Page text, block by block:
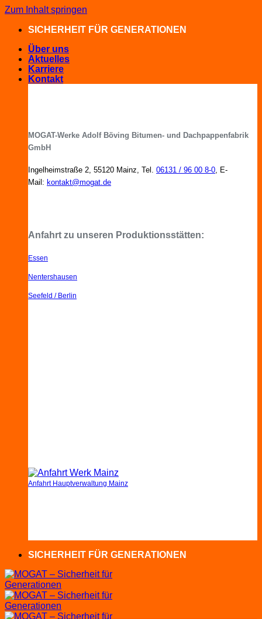
Zum Inhalt springen
SICHERHEIT FÜR GENERATIONEN
Über uns
Aktuelles
Karriere
Kontakt
MOGAT-Werke Adolf Böving Bitumen- und Dachpappenfabrik
GmbH
Ingelheimstraße 2, 55120 Mainz, Tel. 06131 / 96 00 8-0, E-
Mail: kontakt@mogat.de
Anfahrt zu unseren Produktionsstätten:
Essen
Nentershausen
Seefeld / Berlin
Anfahrt Hauptverwaltung Mainz
SICHERHEIT FÜR GENERATIONEN